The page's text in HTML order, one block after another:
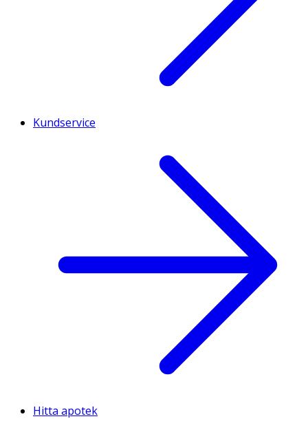
Kundservice
Hitta apotek